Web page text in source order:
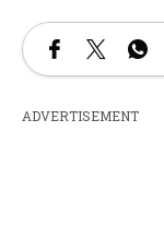
ADVERTISEMENT